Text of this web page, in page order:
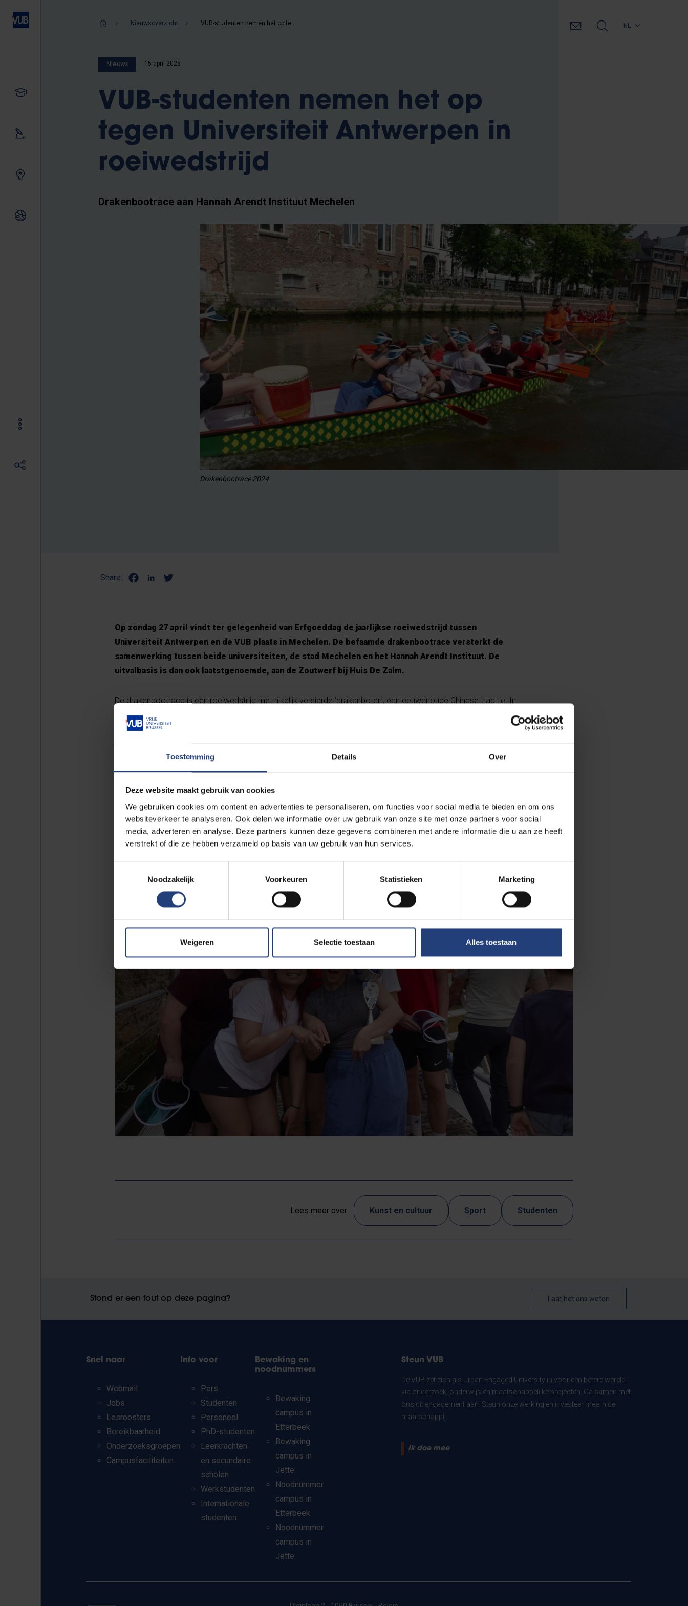
Toestemming Details Over
Deze website maakt gebruik van cookies
We gebruiken cookies om content en advertenties te personaliseren, om functies voor social media te bieden en om ons
websiteverkeer te analyseren. Ook delen we informatie over uw gebruik van onze site met onze partners voor social
media, adverteren en analyse. Deze partners kunnen deze gegevens combineren met andere informatie die u aan ze heeft
verstrekt of die ze hebben verzameld op basis van uw gebruik van hun services.
Noodzakelijk
Voorkeuren Statistieken Marketing
Weigeren Selectie toestaan Alles toestaan
Ons onderzoek
Kruimelpad
Nieuwsoverzicht NL
Nieuws 15 april 2025
VUB-studenten nemen het op
tegen Universiteit Antwerpen in
roeiwedstrijd
Drakenbootrace aan Hannah Arendt Instituut Mechelen
Drakenbootrace 2024
Share:
Op zondag 27 april vindt ter gelegenheid van Erfgoeddag de jaarlijkse roeiwedstrijd tussen
Universiteit Antwerpen en de VUB plaats in Mechelen. De befaamde drakenbootrace versterkt de
samenwerking tussen beide universiteiten, de stad Mechelen en het Hannah Arendt Instituut. De
uitvalbasis is dan ook laatstgenoemde, aan de Zoutwerf bij Huis De Zalm.
De drakenbootrace is een roeiwedstrijd met rijkelijk versierde ‘drakenboten’, een eeuwenoude Chinese traditie. In
de drakenboot zitten een bestuurder en een trommelaar om alles in goede banen te leiden. Acht roeiers drijven
de boot voort. Onze VUB Foxes halen hun beste armkracht boven.
Ook bezoekers krijgen de unieke kans om zelf met een drakenboot te racen. Personeelsleden, studenten,
alumni, leden van VKP, Mechelse studenten en sympathisanten: iedereen is welkom voor sport en fun. De
hoofdrace zal tussen 14:30 en 15:00 betwist worden door studenten van de twee universiteiten.
Lees meer over: Kunst en cultuur Sport Studenten
Stond er een fout op deze pagina? Laat het ons weten
Snel naar
Webmail
Jobs
Lesroosters
Bereikbaarheid
Onderzoeksgroepen
Campusfaciliteiten
Info voor
Pers
Studenten
Personeel
PhD-studenten
Leerkrachten
en secundaire
scholen
Werkstudenten
Internationale
studenten
Bewaking en
noodnummers
Bewaking
campus in
Etterbeek
Bewaking
campus in
Jette
Noodnummer
campus in
Etterbeek
Noodnummer
campus in
Jette
Steun VUB
De VUB zet zich als Urban Engaged University in voor een betere wereld
via onderzoek, onderwijs en maatschappelijke projecten. Ga samen met
ons dit engagement aan. Steun onze werking en investeer mee in de
maatschappij.
Ik doe mee